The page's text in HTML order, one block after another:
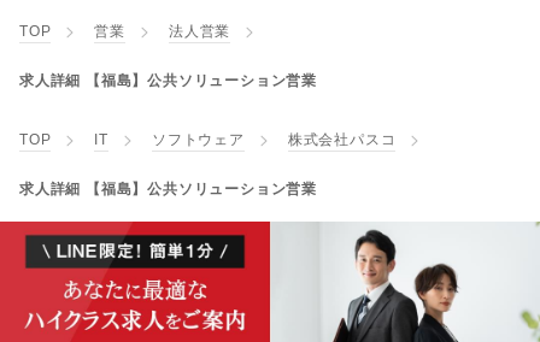
TOP 営業 法人営業
求人詳細 【福島】公共ソリューション営業
TOP IT ソフトウェア 株式会社パスコ
求人詳細 【福島】公共ソリューション営業